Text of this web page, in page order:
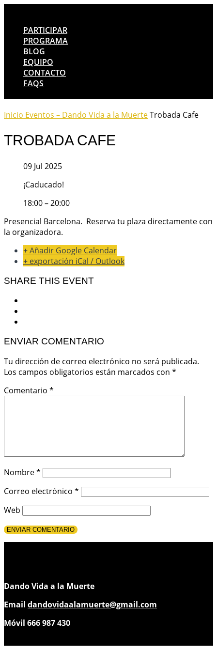
PARTICIPAR
PROGRAMA
BLOG
EQUIPO
CONTACTO
FAQS
Inicio Eventos – Dando Vida a la MuerteTrobada Cafe
TROBADA CAFE
09 Jul 2025
¡Caducado!
18:00 – 20:00
Presencial Barcelona. Reserva tu plaza directamente con
la organizadora.
+ Añadir Google Calendar
+ exportación iCal / Outlook
SHARE THIS EVENT
ENVIAR COMENTARIO
Tu dirección de correo electrónico no será publicada.
Los campos obligatorios están marcados con *
Comentario *
Nombre*
Correo electrónico *
Web
Dando Vida a la Muerte
Email dandovidaalamuerte@gmail.com
Móvil 666 987 430